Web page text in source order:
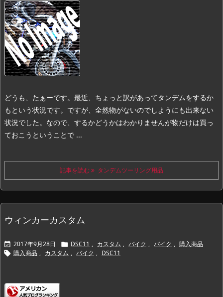
どうも、たぁーです。 最近、ちょっと訳があってタンデムをするか
もという状況です。 ですが、全然物がないのでしようにも出来ない
状況でした。 なので、するかどうかはわかりませんが物だけは買っ
ておこうということで ...
記事を読む タンデムツーリング用品
ウィンカーカスタム
 2017年9月28日  DSC11 , カスタム , バイク , バイク , 購入商品
 購入商品 , カスタム , バイク , DSC11